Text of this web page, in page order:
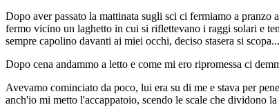
Dopo aver passato la mattinata sugli sci ci fermiamo a
fermo vicino un laghetto in cui si riflettevano i raggi solari e
sempre capolino davanti ai miei occhi, deciso stasera si scopa...
Dopo cena andammo a letto e come mi ero ripromessa ci
Avevamo cominciato da poco, lui era su di me e stava per
anch'io mi metto l'accappatoio, scendo le scale che dividono